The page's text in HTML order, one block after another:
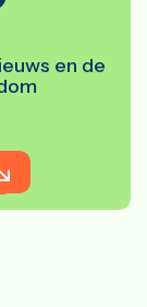
en de